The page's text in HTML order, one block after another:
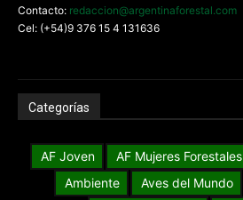
Contacto: redaccion@argentinaforestal.com
Cel: (+54)9 376 15 4 131636
Categorías
AF Joven AF Mujeres Forestales
Ambiente
Aves del Mundo